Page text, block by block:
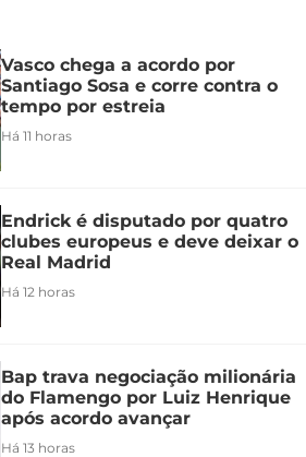
Vasco chega a acordo por
Santiago Sosa e corre contra o
tempo por estreia
Há 11 horas
Endrick é disputado por quatro
clubes europeus e deve deixar o
Real Madrid
Há 12 horas
Bap trava negociação milionária
do Flamengo por Luiz Henrique
após acordo avançar
Há 13 horas